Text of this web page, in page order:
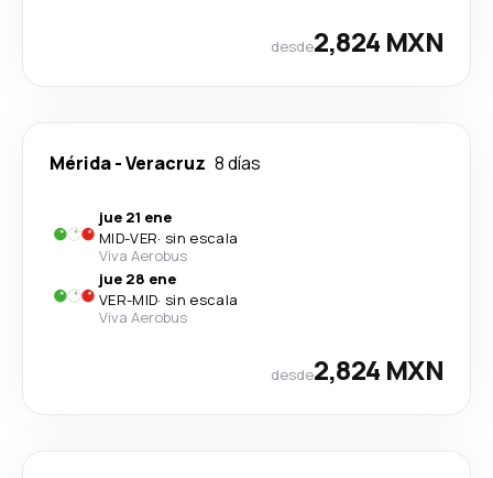
desde2,824 MXN
Mérida-Veracruz 8 días
jue 21 ene
MID-VER· sin escala
Viva Aerobus
jue 28 ene
VER-MID· sin escala
Viva Aerobus
desde2,824 MXN